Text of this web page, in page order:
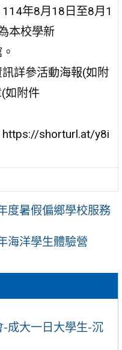
成大一日大學生-沉
年8月18日至8月1
本校學新
詳參活動海報(如附
如附件
https://shorturl.at/y8i
度暑假偏鄉學校服務
海洋學生體驗營